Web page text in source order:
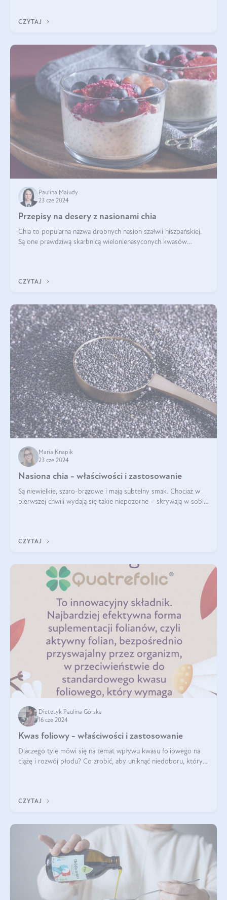
CZYTAJ
Paulina Maludy
23 cze 2024
Przepisy na desery z nasionami chia
Chia to popularna nazwa drobnych nasion szałwii hiszpańskiej.
Są one prawdziwą skarbnicą wielonienasyconych kwasów
CZYTAJ
Maria Knapik
23 cze 2024
Nasiona chia - właściwości i zastosowanie
Są niewielkie, szaro-brązowe i mają subtelny smak. Chociaż w
pierwszej chwili wydają się takie niepozorne – skrywają w sobie
CZYTAJ
Dietetyk Paulina Górska
16 cze 2024
Kwas foliowy - właściwości i zastosowanie
Dlaczego tyle mówi się na temat wpływu kwasu foliowego na
ciążę i rozwój płodu? Co zrobić, aby uniknąć niedoboru, który
CZYTAJ